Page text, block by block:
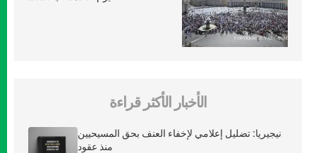
الأخبار الأكثر قراءة
نيجيريا: تضليل إعلامي لإخفاء العنف بحق المسيحيين
منذ عقود